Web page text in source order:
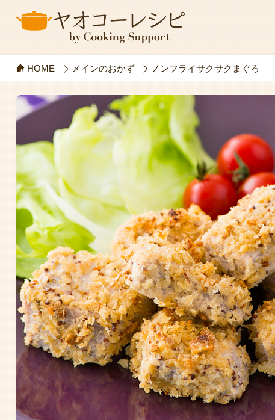
HOME メインのおかず ノンフライサクサクまぐろ